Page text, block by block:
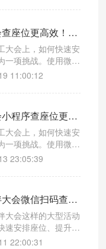
查座位，提升现场管
员工大会查座位更高效！微信扫码查座位系统助你轻松管理
大会上，如何快速安
一项挑战。使用微信
系统，可以实现一键
11:00:12
员工大会小程序查座位更高效！微信扫码查座位系统助你轻松管理
大会上，如何快速安
一项挑战。使用微信
系统，可以实现一键
23:05:39
合作伙伴大会微信扫码查座位系统助力活动座位管理
大会这样的大型活动
速安排座位、提升参
一大挑战。本文介绍
22:00:31